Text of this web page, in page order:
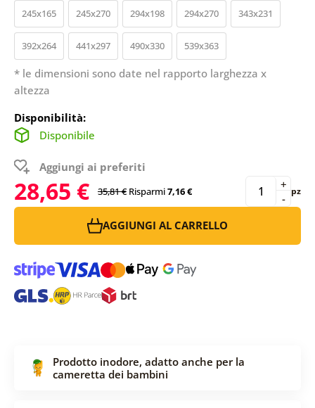
245x165 245x270 294x198 294x270 343x231
392x264 441x297 490x330 539x363
* le dimensioni sono date nel rapporto larghezza x
altezza
Disponibilità:
Disponibile
Aggiungi ai preferiti
28,65 € 35,81 € Risparmi7,16 € -
+ pz
AGGIUNGI AL CARRELLO
Prodotto inodore, adatto anche per la
cameretta dei bambini